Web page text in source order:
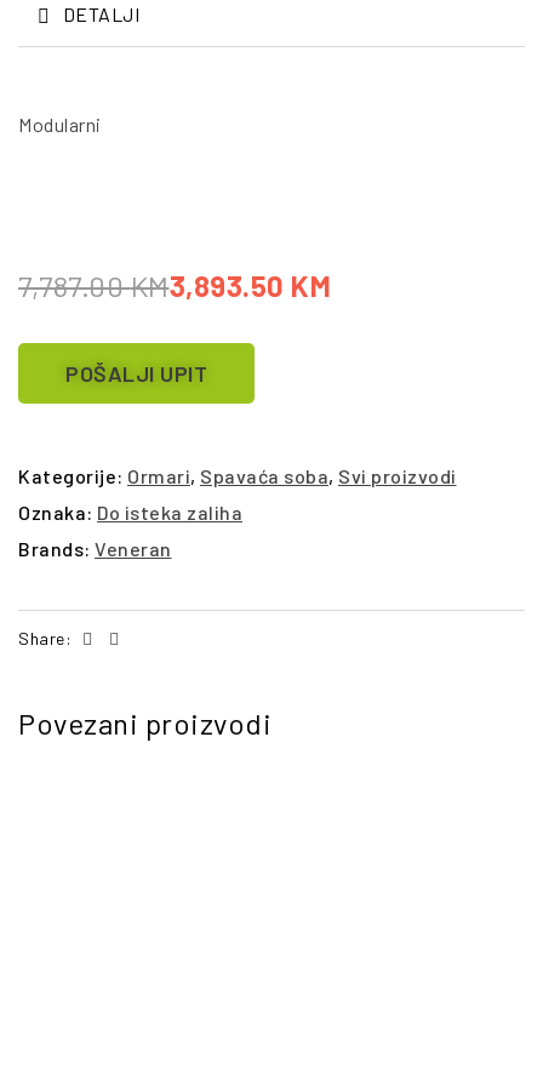
DETALJI
Modularni
7,787.00KM3,893.50 KM
POŠALJI UPIT
Kategorije: Ormari, Spavaća soba, Svi proizvodi
Oznaka: Do isteka zaliha
Brands: Veneran
Share: Facebook
Povezani proizvodi